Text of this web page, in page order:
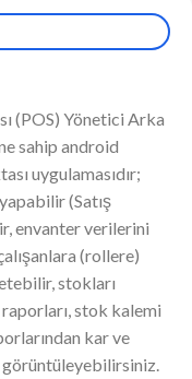
(POS) Yönetici Arka
sahip android
uygulamasıdır;
(Satış
envanter verilerini
(rollere)
stokları
stok kalemi
kar ve